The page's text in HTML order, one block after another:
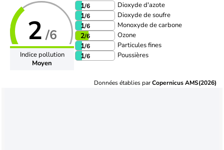
2 /6
Indice pollution
Moyen
1/6 Dioxyde d'azote
1/6 Dioxyde de soufre
1/6 Monoxyde de carbone
2/6 Ozone
1/6 Particules fines
1/6 Poussières
Données établies parCopernicus AMS(2026)